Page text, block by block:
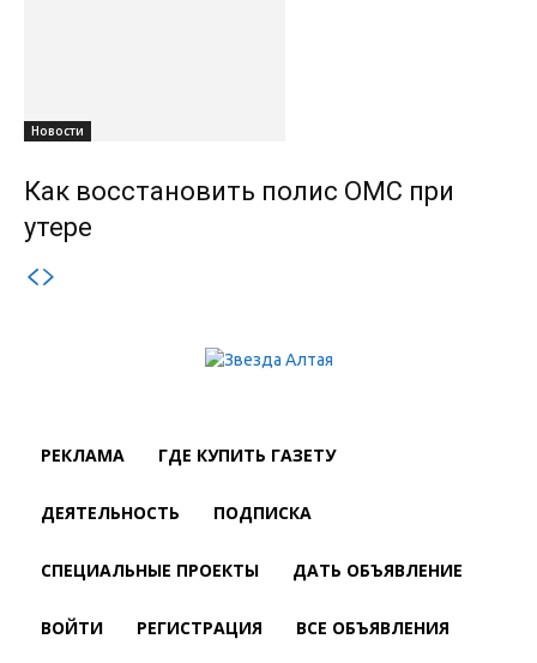
Новости
Как восстановить полис ОМС при
утере
РЕКЛАМА ГДЕ КУПИТЬ ГАЗЕТУ
ДЕЯТЕЛЬНОСТЬ ПОДПИСКА
СПЕЦИАЛЬНЫЕ ПРОЕКТЫ ДАТЬ ОБЪЯВЛЕНИЕ
ВОЙТИ РЕГИСТРАЦИЯ ВСЕ ОБЪЯВЛЕНИЯ